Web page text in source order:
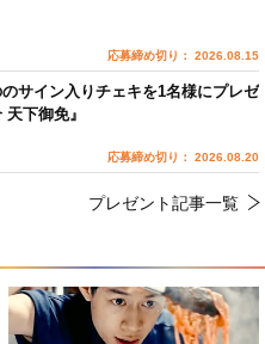
応募締め切り： 2026.08.15
サイン入りチェキを1名様にプレゼ
下御免』
応募締め切り： 2026.08.20
プレゼント記事一覧